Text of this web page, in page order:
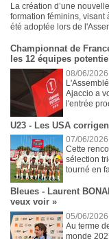
La création d’une
formation féminins, visant
été adoptée lors de
Championnat de
les 12 équipes
08/06/
Ajaccio a
l'entrée
U23 - Les USA
07/06/
Cette
sélection
tourné en
Bleues - Laurent
veux voir »
05/06/
Au terme
monde